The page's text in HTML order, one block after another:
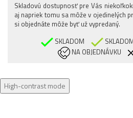
Skladovú dostupnosť pre Vás
aj napriek tomu sa môže v ojedinelých
si objednáte môže byť už vypredaný.
SKLADOM
NA OBJEDNÁVKU
High-contrast mode